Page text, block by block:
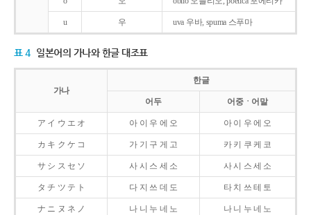
u 우 uva 우바, spuma 스푸마
표 4 일본어의 가나와 한글 대조표
가나
한글
어두 어중ㆍ어말
ア イ ウ エ オ 아 이 우 에 오 아 이 우 에 오
カ キ ク ケ コ 가 기 구 게 고 카 키 쿠 케 코
サ シ ス セ ソ 사 시 스 세 소 사 시 스 세 소
タ チ ツ テ ト 다 지 쓰 데 도 타 치 쓰 테 토
ナ ニ ヌ ネ ノ 나 니 누 네 노 나 니 누 네 노